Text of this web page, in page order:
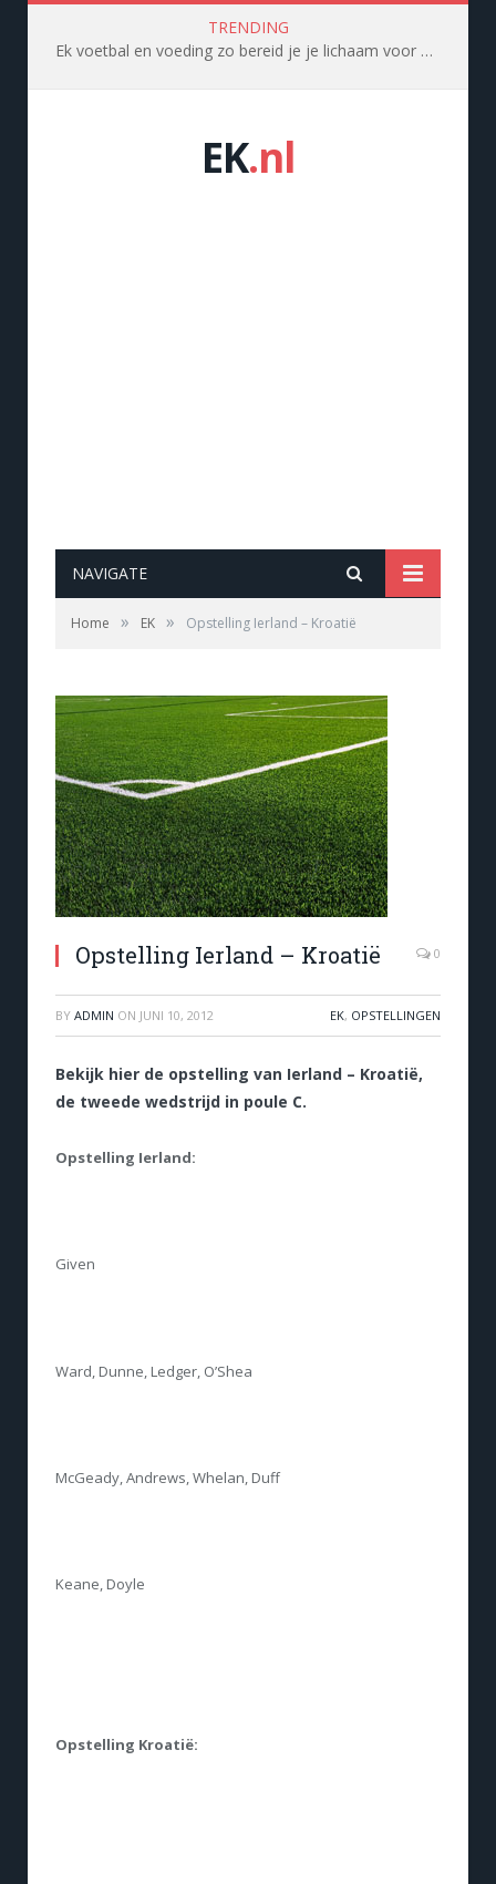
TRENDING
Ek voetbal en voeding zo bereid je je lichaam voor op topprestaties
EK.nl
NAVIGATE
Home » EK » Opstelling Ierland – Kroatië
Opstelling Ierland – Kroatië 0
BY ADMIN ON JUNI 10, 2012 EK, OPSTELLINGEN
Bekijk hier de opstelling van Ierland – Kroatië,
de tweede wedstrijd in poule C.
Opstelling Ierland:
Given
Ward, Dunne, Ledger, O’Shea
McGeady, Andrews, Whelan, Duff
Keane, Doyle
Opstelling Kroatië: